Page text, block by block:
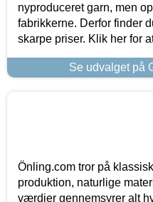
nyproduceret garn, men
fabrikkerne. Derfor finder
skarpe priser. Klik her for
Se udvalget på
Önling.com tror på
produktion, naturlige
værdier gennemsyrer alt